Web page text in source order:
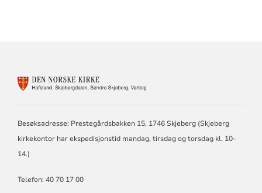
FOR
SKJEBERG,
SKJEBERGDALEN,
Besøksadresse: Prestegårdsbakken 15, 1746 Skjeberg (Skjeberg
kirkekontor har ekspedisjonstid mandag, tirsdag og torsdag kl. 10-
14.)
Telefon: 40 70 17 00